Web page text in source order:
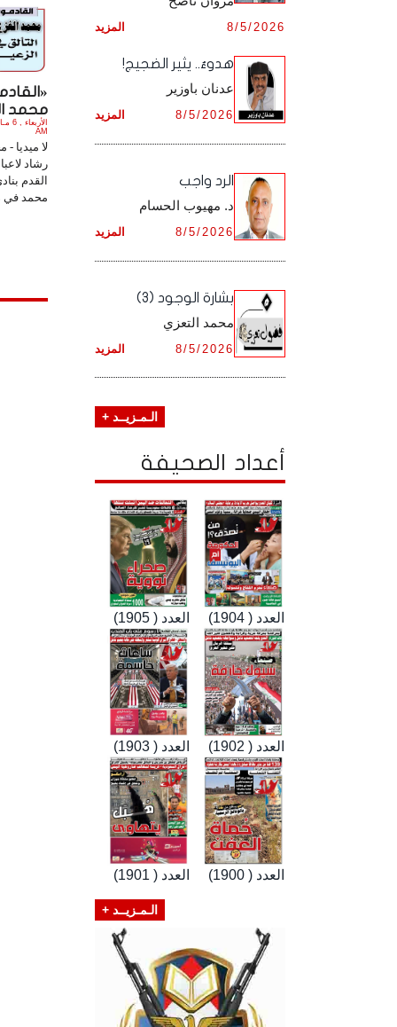
محمد
AM
لا ميديا
رشاد
القدم
محمد في
أرشيف شهر ديـسـمـبـر ,
أرشيف شهر نـوفـمـبـر ,
أرشيف شهر ديـسـمـبـر ,
المزيد 8/5/2026
هدوءٌ.. يثير الضجيج!
عدنان باوزير
المزيد 8/5/2026
الرد واجب
د. مهيوب الحسام
المزيد 8/5/2026
بشارة الوجود (3)
محمد التعزي
المزيد 8/5/2026
الـمـزيــد +
أعداد الصحيفة
العدد ( 1905) العدد ( 1904)
العدد ( 1903) العدد ( 1902)
العدد ( 1901) العدد ( 1900)
الـمـزيــد +